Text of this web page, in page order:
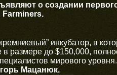
о создании
Farminers.
инкубатор, в
размере до $150,000,
мирового уровня.
Мацанюк.